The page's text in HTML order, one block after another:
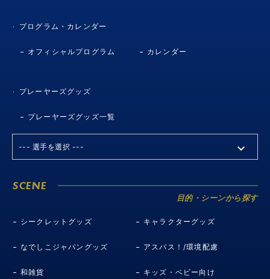
プログラム・カレンダー
オフィシャルプログラム カレンダー
プレーヤーズグッズ
プレーヤーズグッズ一覧
SCENE
目的・シーンから探す
シークレットグッズ キャラクターグッズ
なでしこジャパングッズ アスパス！/環境配慮
和雑貨 キッズ・ベビー向け